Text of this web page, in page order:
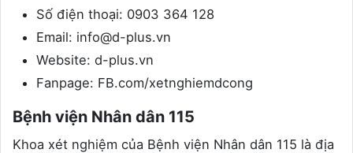
Số điện thoại: 0903 364 128
Email: info@d-plus.vn
Website: d-plus.vn
Fanpage: FB.com/xetnghiemdcong
Bệnh viện Nhân dân 115
Khoa xét nghiệm của Bệnh viện Nhân dân 115 là địa